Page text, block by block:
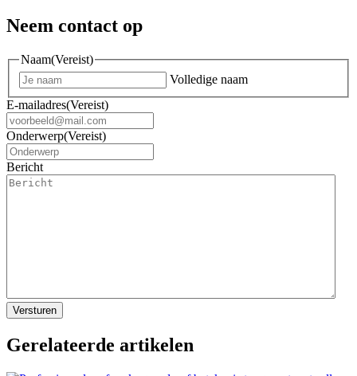
Neem contact op
Naam(Vereist)
Volledige naam
E-mailadres(Vereist)
Onderwerp(Vereist)
Bericht
Gerelateerde artikelen